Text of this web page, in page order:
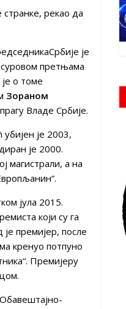
рекао да
је
претњама
о томе
Зораном
Владе Србије.
је 2003,
је 2000.
магистрали, а на
јула 2015.
који су га
премијер, после
кренуо потпуно
Премијеру